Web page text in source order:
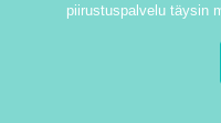
piirustuspalvelu täysin